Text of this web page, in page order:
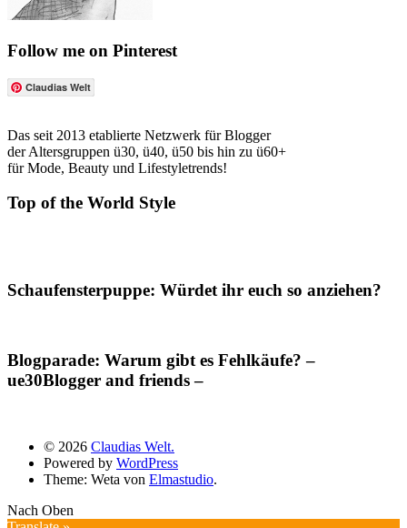
Follow me on Pinterest
Claudias Welt
Das seit 2013 etablierte Netzwerk für Blogger
der Altersgruppen ü30, ü40, ü50 bis hin zu ü60+
für Mode, Beauty und Lifestyletrends!
Top of the World Style
Schaufensterpuppe: Würdet ihr euch so anziehen?
Blogparade: Warum gibt es Fehlkäufe? –
ue30Blogger and friends –
© 2026 Claudias Welt.
Powered by WordPress
Theme: Weta von Elmastudio.
Nach Oben